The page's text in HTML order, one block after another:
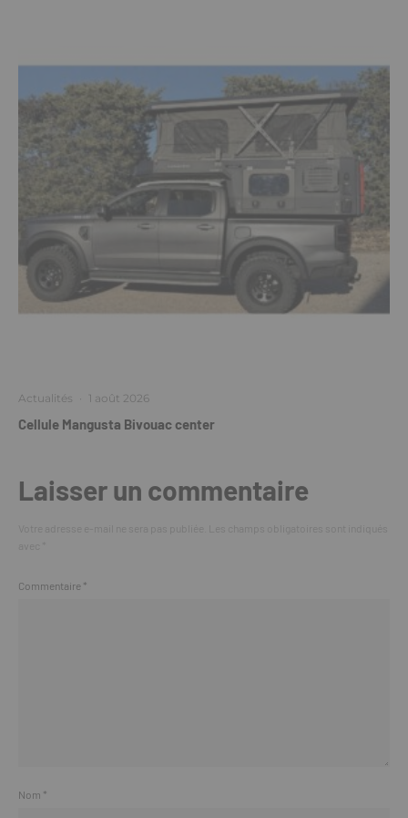
Actualités · 1 août 2026
Cellule Mangusta Bivouac center
Laisser un commentaire
Commentaire *
Nom *